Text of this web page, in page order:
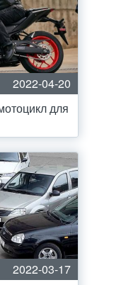
2022-04-20
для
2022-03-17